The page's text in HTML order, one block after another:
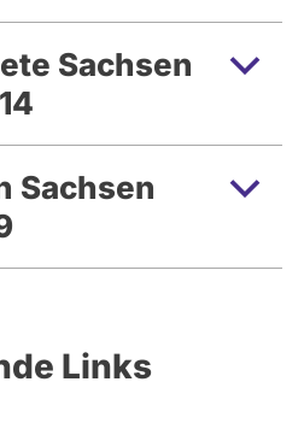
Sachsen
Sachsen
Links